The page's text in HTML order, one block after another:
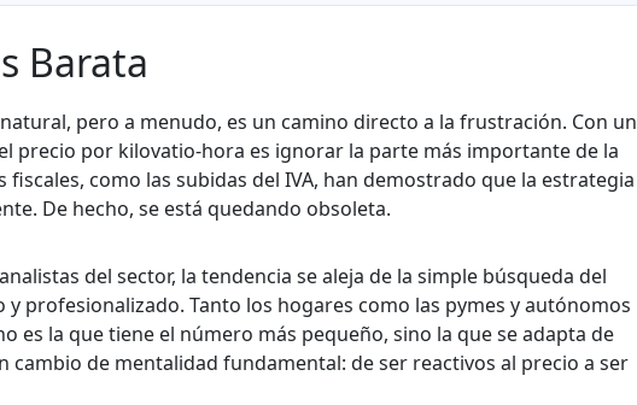
Barata
pero a menudo, es un camino directo a la frustración. Con un
precio por kilovatio-hora es ignorar la parte más importante de la
como las subidas del IVA, han demostrado que la estrategia
De hecho, se está quedando obsoleta.
del sector, la tendencia se aleja de la simple búsqueda del
profesionalizado. Tanto los hogares como las pymes y autónomos
es la que tiene el número más pequeño, sino la que se adapta de
de mentalidad fundamental: de ser reactivos al precio a ser